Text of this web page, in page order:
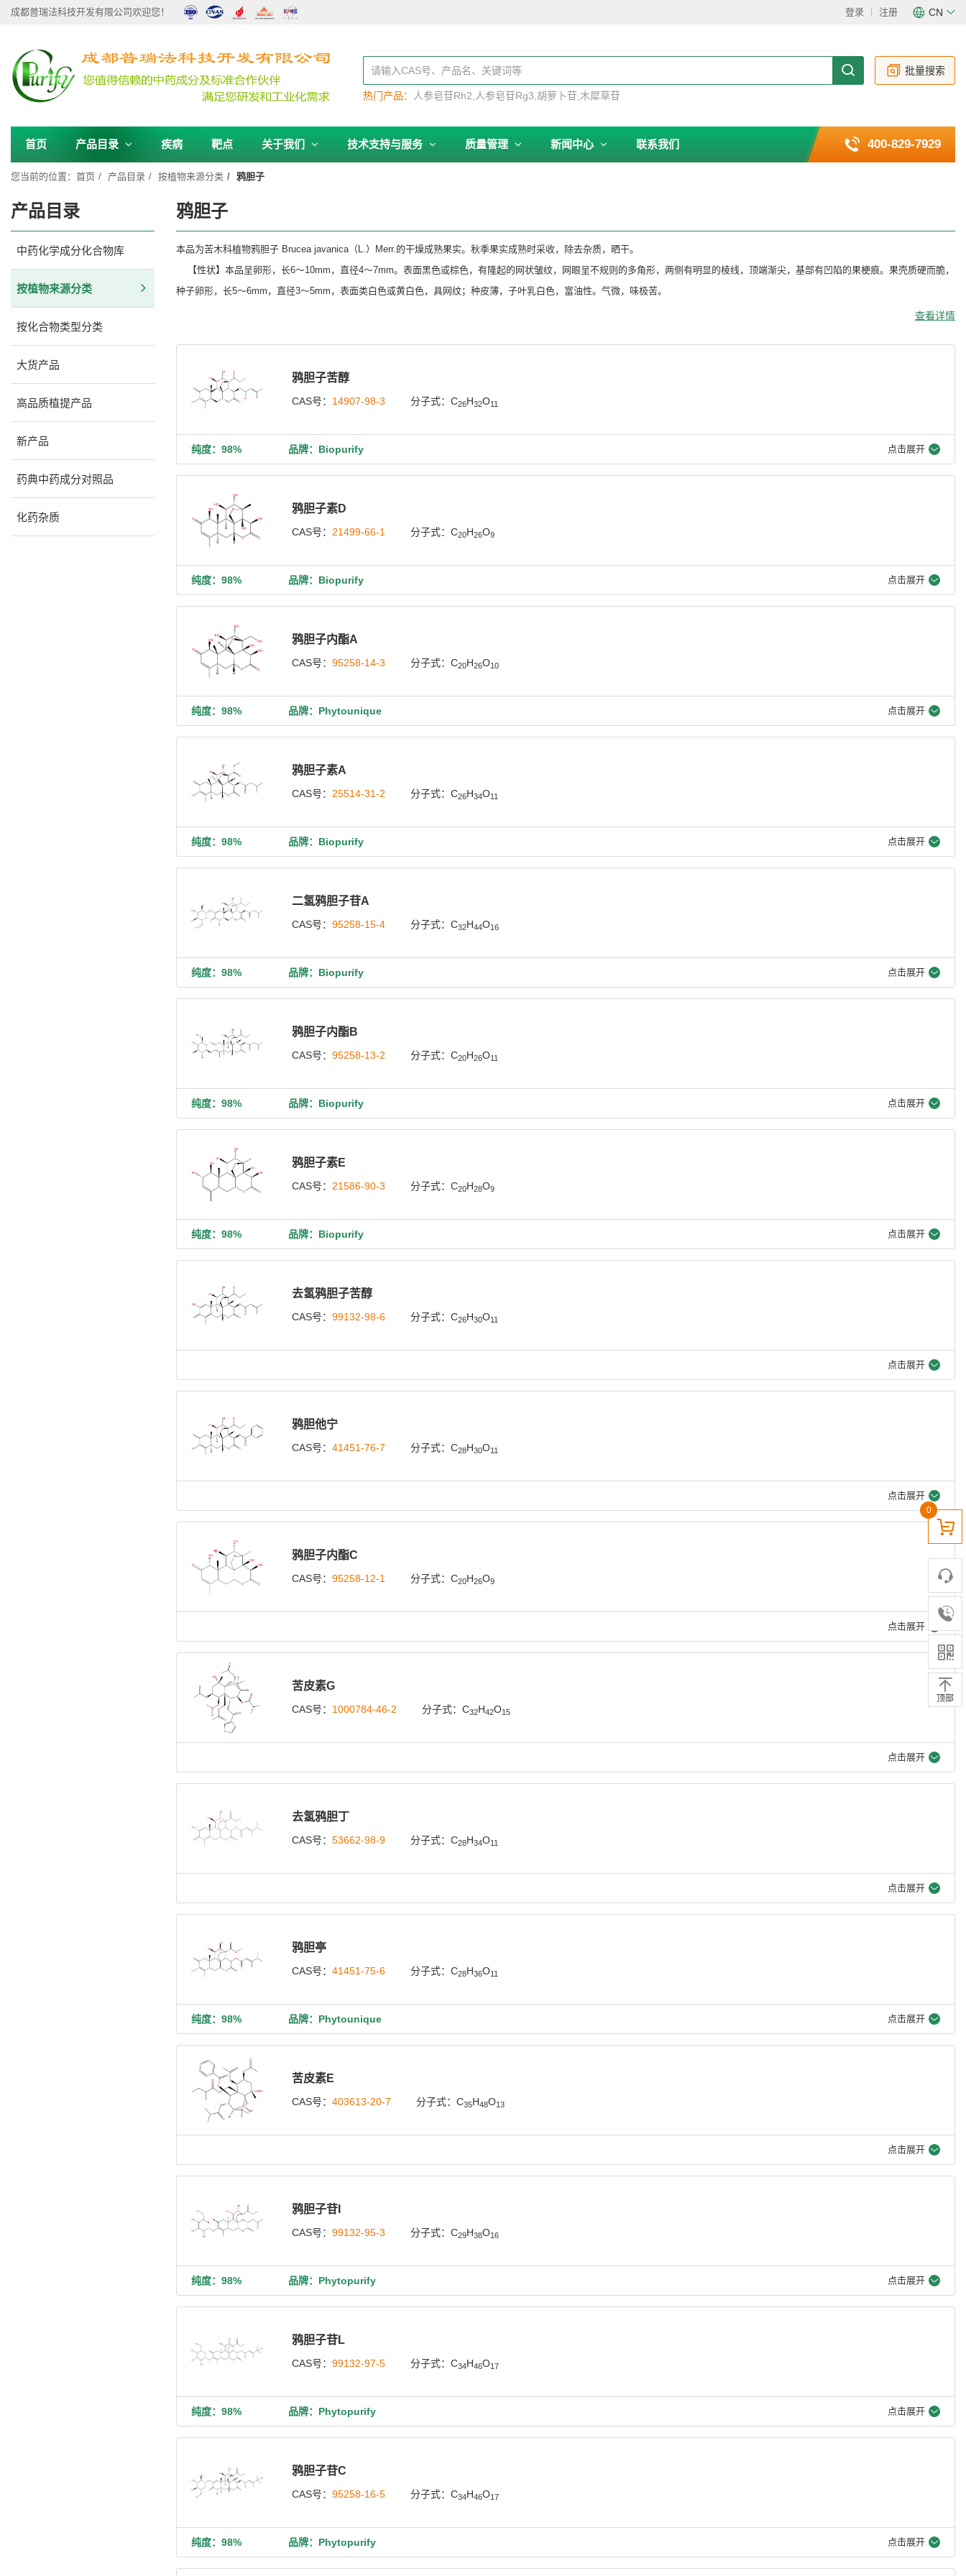
成都普瑞法科技开发有限公司欢迎您！ 登录 注册 CN
EN
热门产品： 人参皂苷Rh2 人参皂苷Rg3 胡萝卜苷 木犀草苷
批量搜索
首页 产品目录 疾病 靶点 关于我们 技术支持与服务 质量管理 新闻中心 联系我们 400-829-7929
您当前的位置： 首页 产品目录 按植物来源分类 鸦胆子
产品目录
中药化学成分化合物库
按植物来源分类
按化合物类型分类
大货产品
高品质植提产品
新产品
药典中药成分对照品
化药杂质
鸦胆子
本品为苦木科植物鸦胆子 Brucea javanica（L.）Merr.的干燥成熟果实。秋季果实成熟时采收，除去杂质，晒干。
【性状】本品呈卵形，长6～10mm，直径4～7mm。表面黑色或棕色，有隆起的网状皱纹，网眼呈不规则的多角形，两侧有明显的棱线，顶端渐尖，基部有凹陷的果梗痕。果壳质硬而脆，
种子卵形，长5～6mm，直径3～5mm，表面类白色或黄白色，具网纹；种皮薄，子叶乳白色，富油性。气微，味极苦。
查看详情
鸦胆子苦醇
CAS号： 14907-98-3 分子式：C26H32O11
纯度：98% 品牌：Biopurify 点击展开
鸦胆子素D
CAS号： 21499-66-1 分子式：C20H26O9
纯度：98% 品牌：Biopurify 点击展开
鸦胆子内酯A
CAS号： 95258-14-3 分子式：C20H26O10
纯度：98% 品牌：Phytounique 点击展开
鸦胆子素A
CAS号： 25514-31-2 分子式：C26H34O11
纯度：98% 品牌：Biopurify 点击展开
二氢鸦胆子苷A
CAS号： 95258-15-4 分子式：C32H44O16
纯度：98% 品牌：Biopurify 点击展开
鸦胆子内酯B
CAS号： 95258-13-2 分子式：C20H26O11
纯度：98% 品牌：Biopurify 点击展开
鸦胆子素E
CAS号： 21586-90-3 分子式：C20H28O9
纯度：98% 品牌：Biopurify 点击展开
去氢鸦胆子苦醇
CAS号： 99132-98-6 分子式：C26H30O11
点击展开
鸦胆他宁
CAS号： 41451-76-7 分子式：C28H30O11
点击展开
鸦胆子内酯C
CAS号： 95258-12-1 分子式：C20H26O9
点击展开
苦皮素G
CAS号： 1000784-46-2 分子式：C32H42O15
点击展开
去氢鸦胆丁
CAS号： 53662-98-9 分子式：C28H34O11
点击展开
鸦胆亭
CAS号： 41451-75-6 分子式：C28H36O11
纯度：98% 品牌：Phytounique 点击展开
苦皮素E
CAS号： 403613-20-7 分子式：C35H48O13
点击展开
鸦胆子苷I
CAS号： 99132-95-3 分子式：C29H38O16
纯度：98% 品牌：Phytopurify 点击展开
鸦胆子苷L
CAS号： 99132-97-5 分子式：C34H46O17
纯度：98% 品牌：Phytopurify 点击展开
鸦胆子苷C
CAS号： 95258-16-5 分子式：C34H46O17
纯度：98% 品牌：Phytopurify 点击展开
0
顶部